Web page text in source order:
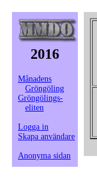
2016
Månadens
Gröngöling
Gröngölings-
eliten
Logga in
Skapa användare
Anonyma sidan